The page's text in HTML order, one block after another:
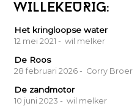
WILLEKEURIG:
Het kringloopse water
12 mei 2021 - wil melker
De Roos
28 februari 2026 - Corry Broer
De zandmotor
10 juni 2023 - wil melker